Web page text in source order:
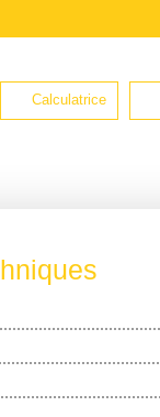
Calculatrice